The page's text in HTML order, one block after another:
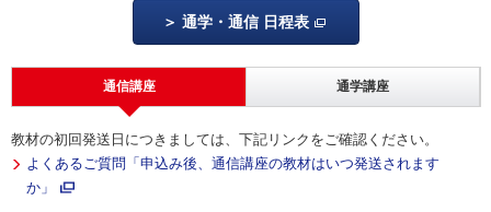
通学・通信 日程表
通信講座 通学講座
教材の初回発送日につきましては、下記リンクをご確認ください。
よくあるご質問「申込み後、通信講座の教材はいつ発送されます
か」